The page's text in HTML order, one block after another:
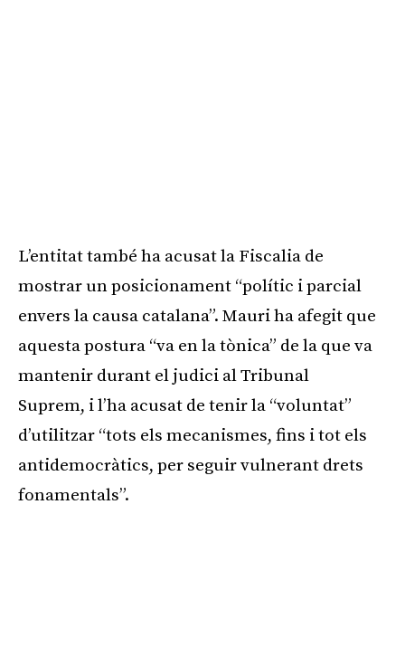
L’entitat també ha acusat la Fiscalia de
mostrar un posicionament “polític i parcial
envers la causa catalana”. Mauri ha afegit que
aquesta postura “va en la tònica” de la que va
mantenir durant el judici al Tribunal
Suprem, i l’ha acusat de tenir la “voluntat”
d’utilitzar “tots els mecanismes, fins i tot els
antidemocràtics, per seguir vulnerant drets
fonamentals”.